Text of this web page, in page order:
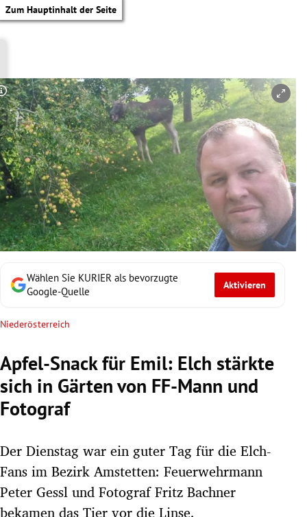
Zum Hauptinhalt der Seite
Untermenü
Untermenü
Untermenü
Untermenü
Untermenü
Untermenü
Untermenü
Wählen Sie KURIER als bevorzugte
Google-Quelle
Aktivieren
Niederösterreich
Apfel-Snack für Emil: Elch stärkte
sich in Gärten von FF-Mann und
Fotograf
Der Dienstag war ein guter Tag für die Elch-
Fans im Bezirk Amstetten: Feuerwehrmann
Peter Gessl und Fotograf Fritz Bachner
bekamen das Tier vor die Linse.
Copyright-Hinweis öffnen/schließen